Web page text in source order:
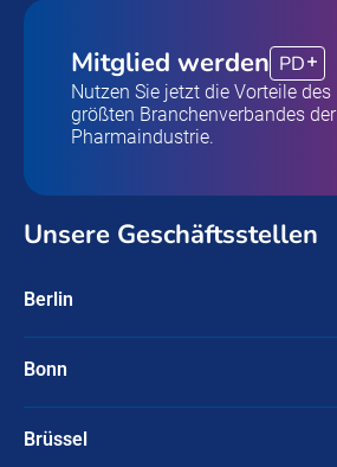
Mitglied werden PD
Nutzen Sie jetzt die Vorteile des
größten Branchenverbandes der
Pharmaindustrie.
Unsere Geschäftsstellen
Berlin
10117 Berlin
+49-30 / 3087596-0
info@pharmadeutschland.de
Bonn
53173 Bonn
Brüssel